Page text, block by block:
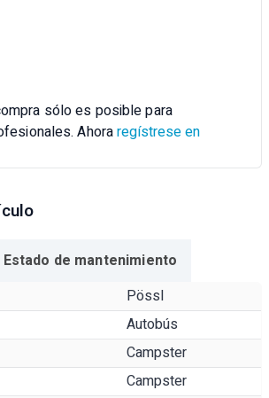
sólo es posible para
Ahoraregístrese en
Estado de mantenimiento
Pössl
Autobús
Campster
Campster